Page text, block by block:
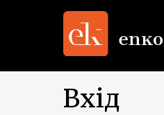
Вхід